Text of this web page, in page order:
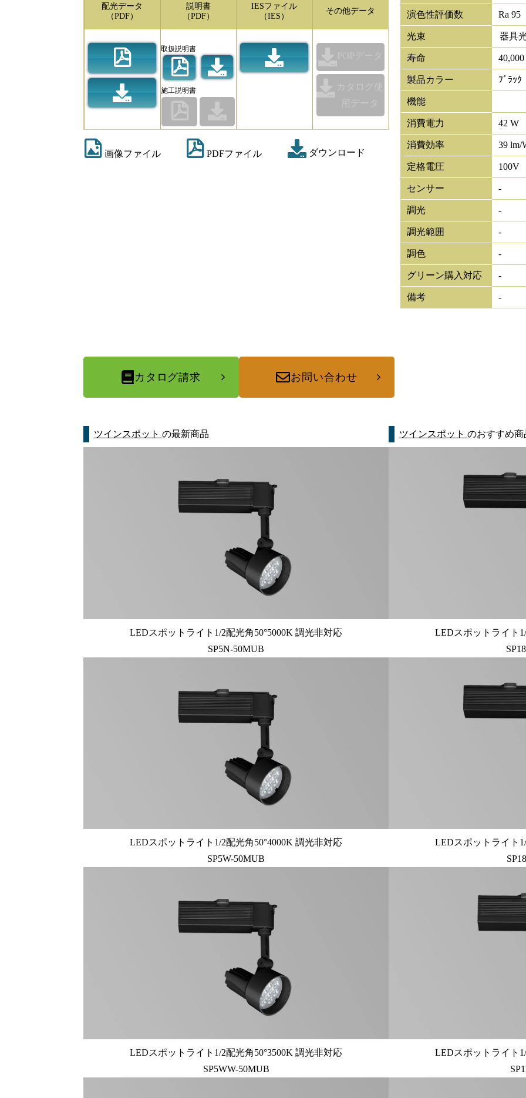
配光データ
（PDF）
説明書
（PDF）
取扱説明書
施工説明書
IESファイル
（IES）
その他データ
POPデータ
カタログ使
用データ
画像ファイル PDFファイル ダウンロード
演色性評価数 Ra 95
光束 器具
寿命
製品カラー ﾌﾞﾗｯｸ
機能
消費電力 42 W
消費効率 39 lm/
定格電圧 100V
センサー -
調光 -
調光範囲 -
調色 -
グリーン購入対応 -
備考 -
カタログ請求 お問い合わせ
ツインスポット の最新商品
LEDスポットライト1/2配光角50°5000K 調光非対応
SP5N-50MUB
LEDスポットライト1/2配光角50°4000K 調光非対応
SP5W-50MUB
LEDスポットライト1/2配光角50°3500K 調光非対応
SP5WW-50MUB
ツインスポット のおすすめ商
LEDスポットライト
LEDスポットライト
LEDスポットライト